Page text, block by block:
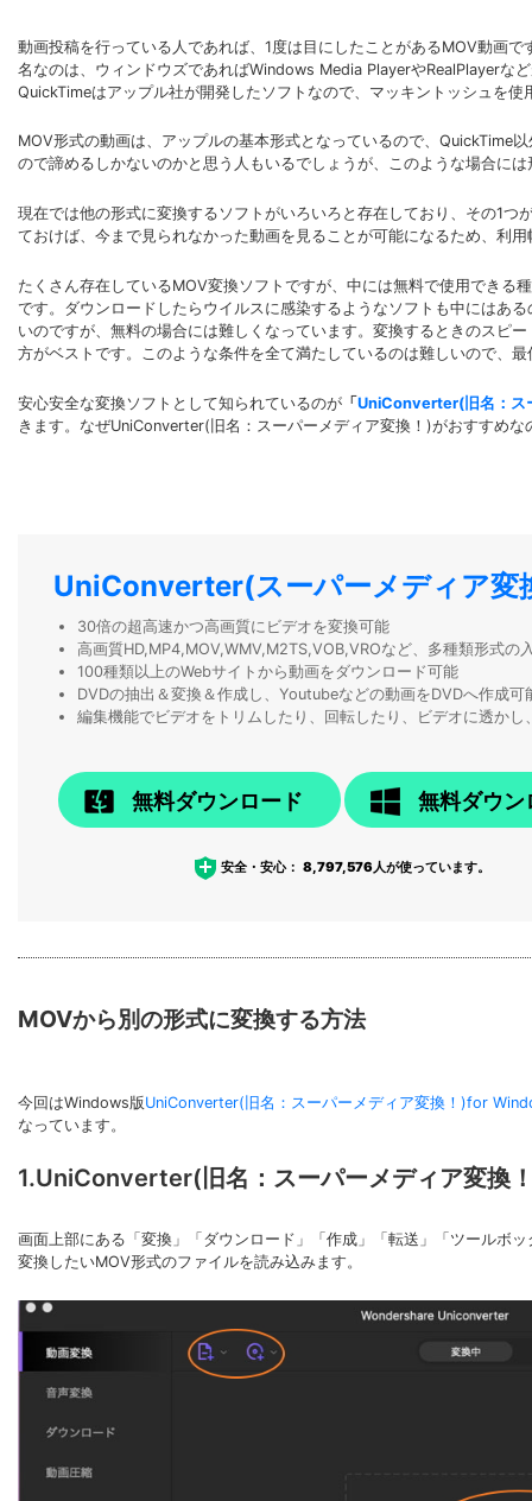
動画投稿を行っている人であれば、1度は目にしたことがあるMOV動画
名なのは、ウィンドウズであればWindows Media PlayerやRealPlayerな
QuickTimeはアップル社が開発したソフトなので、マッキントッシュを
MOV形式の動画は、アップルの基本形式となっているので、QuickTime
ので諦めるしかないのかと思う人もいるでしょうが、このような場合に
現在では他の形式に変換するソフトがいろいろと存在しており、その1つ
ておけば、今まで見られなかった動画を見ることが可能になるため、利
たくさん存在しているMOV変換ソフトですが、中には無料で使用できる
です。ダウンロードしたらウイルスに感染するようなソフトも中にはあ
いのですが、無料の場合には難しくなっています。変換するときのスピ
方がベストです。このような条件を全て満たしているのは難しいので、
安心安全な変換ソフトとして知られているのが 「 UniConverter(旧名：ス
きます。なぜUniConverter(旧名：スーパーメディア変換！)がおすすめ
UniConverter(スーパーメディア変
30倍の超高速かつ高画質にビデオを変換可能
高画質HD,MP4,MOV,WMV,M2TS,VOB,VROなど、多種類形式の
100種類以上のWebサイトから動画をダウンロード可能
DVDの抽出＆変換＆作成し、Youtubeなどの動画をDVDへ作成可
編集機能でビデオをトリムしたり、回転したり、ビデオに透か
無料ダウンロード 無料ダウン
安全・安心：8,797,576人が使っています。
MOVから別の形式に変換する方法
今回はWindows版UniConverter(旧名：スーパーメディア変換！)for
なっています。
1.UniConverter(旧名：スーパーメディア変換
画面上部にある「変換」「ダウンロード」「作成」「転送」「ツールボ
変換したいMOV形式のファイルを読み込みます。